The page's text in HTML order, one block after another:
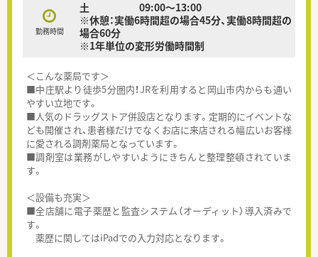
勤務時間
土 09:00～13:00
※休憩：実働6時間超の場合45分、実働8時間超の
場合60分
※1年単位の変形労働時間制
＜こんな薬局です＞
■中庄駅より徒歩5分圏内！JRを利用すると岡山市内からも通い
やすい立地です。
■人気のドラッグストア併設店となります。定期的にイベントな
ども開催され、患者様だけでなくお店に来店される幅広いお客様
に愛される調剤薬局となっています。
■調剤室は業務がしやすいようにきちんと整理整頓されていま
す。
＜設備も充実＞
■全店舗に電子薬歴と監査システム（オーディット）導入済みで
す。
薬歴に関してはiPadでの入力対応となります。